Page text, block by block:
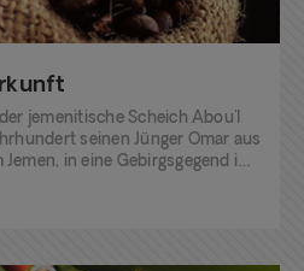
jemenitische Scheich Abou'l
seinen Jünger Omar aus
in eine Gebirgsgegend im
Meeres verbannte.